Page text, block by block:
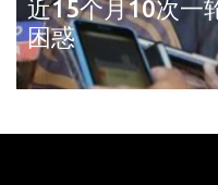
近15个月10次一
困惑